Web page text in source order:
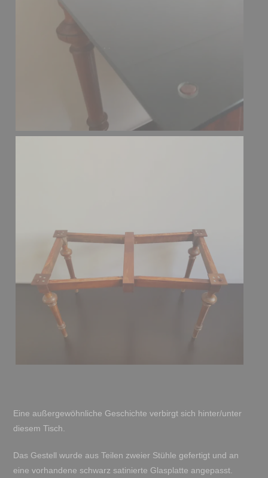
Eine außergewöhnliche Geschichte verbirgt sich hinter/unter
diesem Tisch.
Das Gestell wurde aus Teilen zweier Stühle gefertigt und an
eine vorhandene schwarz satinierte Glasplatte angepasst.